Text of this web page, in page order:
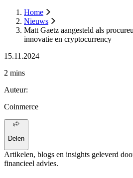
Home
Nieuws
Matt Gaetz aangesteld als
innovatie en cryptocurrency
15.11.2024
2 mins
Auteur:
Coinmerce
Delen
Artikelen, blogs en insights geleverd
financieel advies.